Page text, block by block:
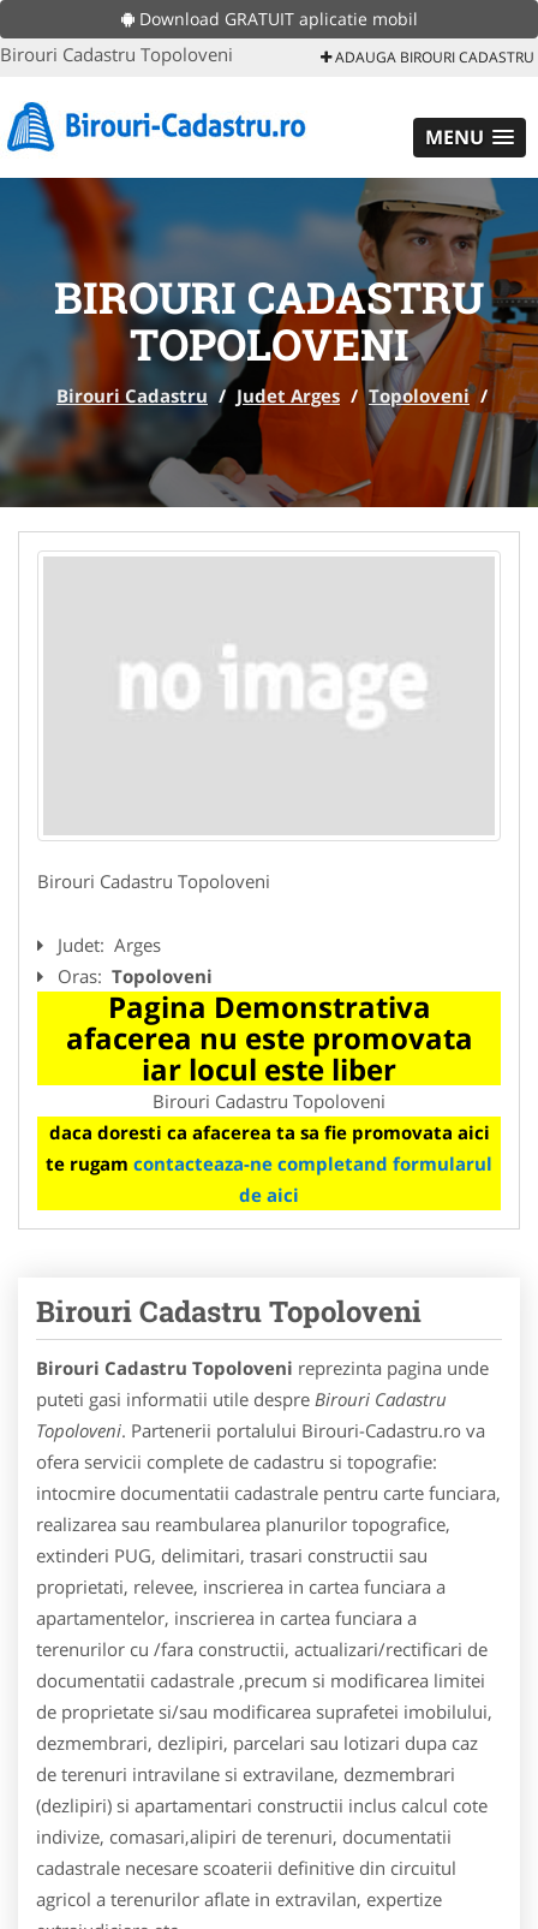
Download GRATUIT aplicatie mobil
Birouri Cadastru Topoloveni ADAUGA BIROURI CADASTRU
MENU
BIROURI CADASTRU
TOPOLOVENI
Birouri Cadastru / Judet Arges / Topoloveni /
Birouri Cadastru Topoloveni
Judet: Arges
Oras: Topoloveni
Pagina Demonstrativa
afacerea nu este promovata
iar locul este liber
Birouri Cadastru Topoloveni
daca doresti ca afacerea ta sa fie promovata aici
te rugam contacteaza-ne completand formularul
de aici
Birouri Cadastru Topoloveni
Birouri Cadastru Topoloveni reprezinta pagina unde
puteti gasi informatii utile despre Birouri Cadastru
Topoloveni. Partenerii portalului Birouri-Cadastru.ro va
ofera servicii complete de cadastru si topografie:
intocmire documentatii cadastrale pentru carte funciara,
realizarea sau reambularea planurilor topografice,
extinderi PUG, delimitari, trasari constructii sau
proprietati, relevee, inscrierea in cartea funciara a
apartamentelor, inscrierea in cartea funciara a
terenurilor cu /fara constructii, actualizari/rectificari de
documentatii cadastrale ,precum si modificarea limitei
de proprietate si/sau modificarea suprafetei imobilului,
dezmembrari, dezlipiri, parcelari sau lotizari dupa caz
de terenuri intravilane si extravilane, dezmembrari
(dezlipiri) si apartamentari constructii inclus calcul cote
indivize, comasari,alipiri de terenuri, documentatii
cadastrale necesare scoaterii definitive din circuitul
agricol a terenurilor aflate in extravilan, expertize